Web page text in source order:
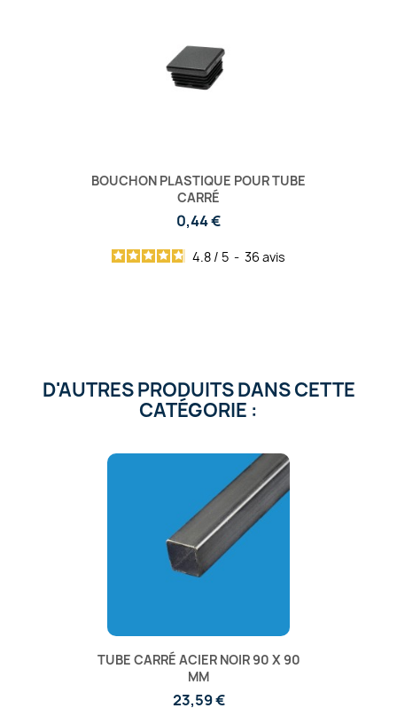
BOUCHON PLASTIQUE POUR TUBE
CARRÉ
0,44 €
4.8 / 5 - 36 avis
D'AUTRES PRODUITS DANS CETTE
CATÉGORIE :
TUBE CARRÉ ACIER NOIR 90 X 90
MM
23,59 €